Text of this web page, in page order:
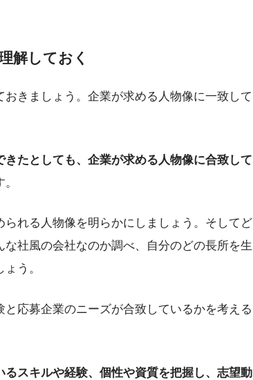
解しておく
きましょう。企業が求める人物像に一致して
きたとしても、企業が求める人物像に合致して
れる人物像を明らかにしましょう。そしてど
社風の会社なのか調べ、自分のどの長所を生
う。
応募企業のニーズが合致しているかを考える
スキルや経験、個性や資質を把握し、志望動